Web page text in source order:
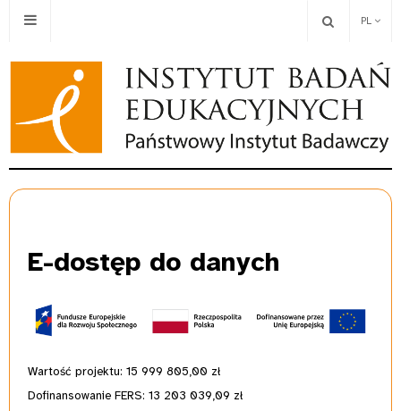
PL
E-dostęp do danych
Wartość projektu: 15 999 805,00 zł
Dofinansowanie FERS: 13 203 039,09 zł